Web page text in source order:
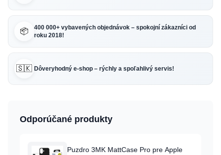
📦
400 000+ vybavených objednávok – spokojní zákazníci od
roku 2018!
🇸🇰 Dôveryhodný e-shop – rýchly a spoľahlivý servis!
Odporúčané produkty
Puzdro 3MK MattCase Pro pre Apple